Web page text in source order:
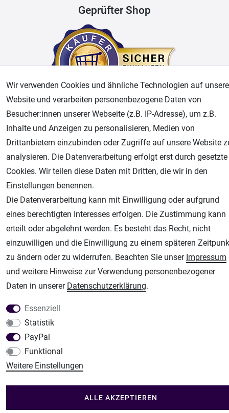
Geprüfter Shop
AGB Widerrufsrecht Datenschutz
Unsere weiteren Shops:
Airbrush-City
Fachhandel für: Airbrushpistolen, Kompressoren, Airbrushfarben
Modellbau-City
Modellbau Shop
Plotter-City
Schneideplotter, Transferpressen, Siebdruck und Plotterfolien
Im Shop Kaufen
Küchen Zubehör - Haus/Garten - Tierbedarf
Wir verwenden Cookies und ähnliche Technologien auf
Website und verarbeiten personenbezogene Daten von
Besucher:innen unserer Webseite (z.B. IP-Adresse), um z.B.
Inhalte und Anzeigen zu personalisieren, Medien von
Drittanbietern einzubinden oder Zugriffe auf unsere Website
analysieren. Die Datenverarbeitung erfolgt erst durch gesetzte
Cookies. Wir teilen diese Daten mit Dritten, die wir in den
Einstellungen benennen.
Die Datenverarbeitung kann mit Einwilligung oder aufgrund
eines berechtigten Interesses erfolgen. Die Zustimmung kann
erteilt oder abgelehnt werden. Es besteht das Recht, nicht
einzuwilligen und die Einwilligung zu einem späteren
zu ändern oder zu widerrufen. Beachten Sie unser Impressum
und weitere Hinweise zur Verwendung personenbezogener
Daten in unserer Daten­schutz­erklärung.
Essenziell
Statistik
PayPal
Funktional
Weitere Einstellungen
ALLE AKZEPTIEREN